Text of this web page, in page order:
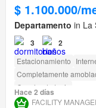
$ 1.100.000/
Departamento in La
3 2
Estacionamiento
Completamente
Cancha de tenis
Hace 2 días
FACILITY